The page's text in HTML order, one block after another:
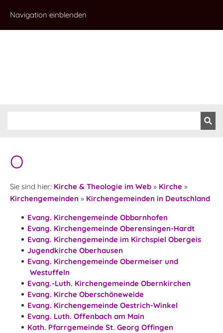
Navigation einblenden
O
Sie sind hier: Kirche & Theologie im Web » Kirche »
Kirchengemeinden » Kirchengemeinden in Deutschland
Evang. Kirchengemeinde Obbornhofen
Evang. Kirchengemeinde Oberensingen-Hardt
Evang. Kirchengemeinde im Kirchspiel Obergeis
Jugendkirche Oberhausen
Evang. Kirchengemeinde Obermeiser und
Westuffeln
Evang.-Luth. Kirchengemeinde Obernkirchen
Evang. Kirche Oberschöneweide
Evang. Kirchengemeinde Oestrich-Winkel
Evang. Luth. Offenbach am Main
Kath. Pfarrgemeinde St. Georg Offingen